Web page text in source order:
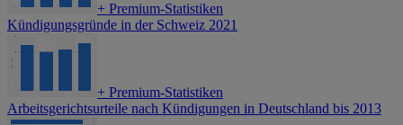
+ Premium-Statistiken
Kündigungsgründe in der Schweiz 2021
+ Premium-Statistiken
Arbeitsgerichtsurteile nach Kündigungen in Deutschland bis 2013